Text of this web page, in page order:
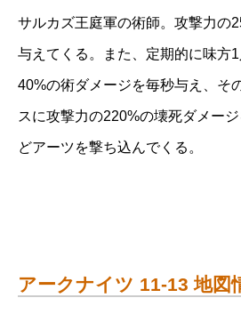
サルカズ王庭軍の術師。攻撃力の
与えてくる。また、定期的に味方
40%の術ダメージを毎秒与え、そ
スに攻撃力の220%の壊死ダメー
どアーツを撃ち込んでくる。
アークナイツ 11-13 地図